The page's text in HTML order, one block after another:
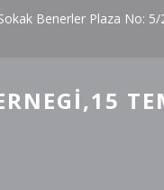
Benerler Plaza No: 5/